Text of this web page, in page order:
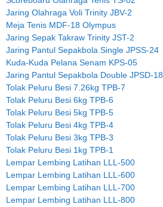
Jaring Olahraga Voli Trinity JBV-2
Meja Tenis MDF-18 Olympus
Jaring Sepak Takraw Trinity JST-2
Jaring Pantul Sepakbola Single JPSS-24
Kuda-Kuda Pelana Senam KPS-05
Jaring Pantul Sepakbola Double JPSD-18
Tolak Peluru Besi 7.26kg TPB-7
Tolak Peluru Besi 6kg TPB-6
Tolak Peluru Besi 5kg TPB-5
Tolak Peluru Besi 4kg TPB-4
Tolak Peluru Besi 3kg TPB-3
Tolak Peluru Besi 1kg TPB-1
Lempar Lembing Latihan LLL-500
Lempar Lembing Latihan LLL-600
Lempar Lembing Latihan LLL-700
Lempar Lembing Latihan LLL-800